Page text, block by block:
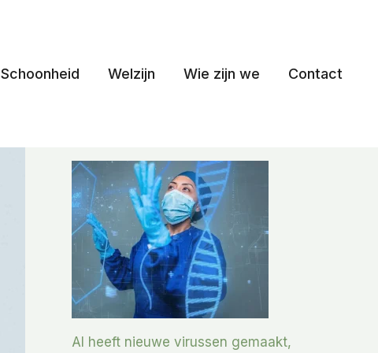
Schoonheid Welzijn Wie zijn we Contact
AI heeft nieuwe virussen gemaakt,